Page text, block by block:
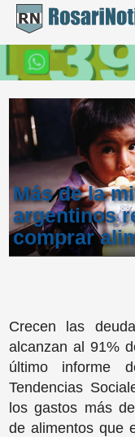
Más de la
argentinos
comprar
Crecen las
alcanzan al 91%
último informe
Tendencias
los gastos más
de alimentos que